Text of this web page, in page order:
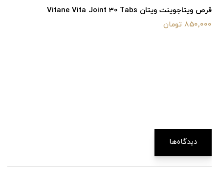
قرص ویتاجوینت ویتان Vitane Vita Joint 30 Tabs
850,000 تومان
دیدگاه‌ها